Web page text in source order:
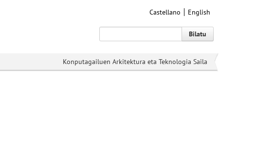
Castellano English
Bilatu
Konputagailuen Arkitektura eta Teknologia Saila